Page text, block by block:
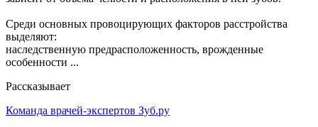
Среди основных провоцирующих факторов расстройства
выделяют:
наследственную предрасположенность, врожденные
особенности ...
Рассказывает
Команда врачей-экспертов Зуб.ру